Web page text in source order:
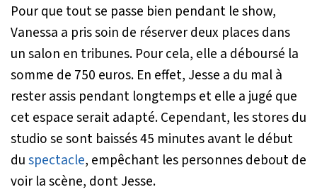
Pour que tout se passe bien pendant le show,
Vanessa a pris soin de réserver deux places dans
un salon en tribunes. Pour cela, elle a déboursé la
somme de 750 euros. En effet, Jesse a du mal à
rester assis pendant longtemps et elle a jugé que
cet espace serait adapté. Cependant, les stores du
studio se sont baissés 45 minutes avant le début
duspectacle, empêchant les personnes debout de
voir la scène, dont Jesse.